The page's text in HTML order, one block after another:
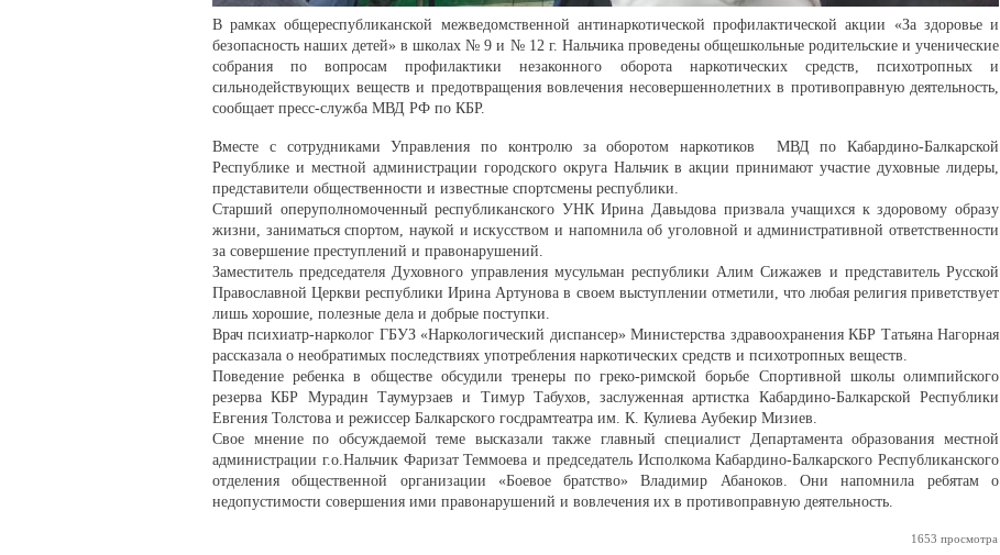
В рамках общереспубликанской межведомственной антинаркотической профилактической акции «За здоровье и
безопасность наших детей» в школах № 9 и № 12 г. Нальчика проведены общешкольные родительские и ученические
собрания по вопросам профилактики незаконного оборота наркотических средств, психотропных и
сильнодействующих веществ и предотвращения вовлечения несовершеннолетних в противоправную деятельность,
сообщает пресс-служба МВД РФ по КБР.
Вместе с сотрудниками Управления по контролю за оборотом наркотиков МВД по Кабардино-Балкарской
Республике и местной администрации городского округа Нальчик в акции принимают участие духовные лидеры,
представители общественности и известные спортсмены республики.
Старший оперуполномоченный республиканского УНК Ирина Давыдова призвала учащихся к здоровому образу
жизни, заниматься спортом, наукой и искусством и напомнила об уголовной и административной ответственности
за совершение преступлений и правонарушений.
Заместитель председателя Духовного управления мусульман республики Алим Сижажев и представитель Русской
Православной Церкви республики Ирина Артунова в своем выступлении отметили, что любая религия приветствует
лишь хорошие, полезные дела и добрые поступки.
Врач психиатр-нарколог ГБУЗ «Наркологический диспансер» Министерства здравоохранения КБР Татьяна Нагорная
рассказала о необратимых последствиях употребления наркотических средств и психотропных веществ.
Поведение ребенка в обществе обсудили тренеры по греко-римской борьбе Спортивной школы олимпийского
резерва КБР Мурадин Таумурзаев и Тимур Табухов, заслуженная артистка Кабардино-Балкарской Республики
Евгения Толстова и режиссер Балкарского госдрамтеатра им. К. Кулиева Аубекир Мизиев.
Свое мнение по обсуждаемой теме высказали также главный специалист Департамента образования местной
администрации г.о.Нальчик Фаризат Теммоева и председатель Исполкома Кабардино-Балкарского Республиканского
отделения общественной организации «Боевое братство» Владимир Абаноков. Они напомнила ребятам о
недопустимости совершения ими правонарушений и вовлечения их в противоправную деятельность.
1653 просмотра